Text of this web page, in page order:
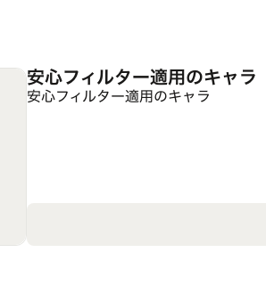
安心フィルター適用のキャラ
安心フィルター適用のキャラ